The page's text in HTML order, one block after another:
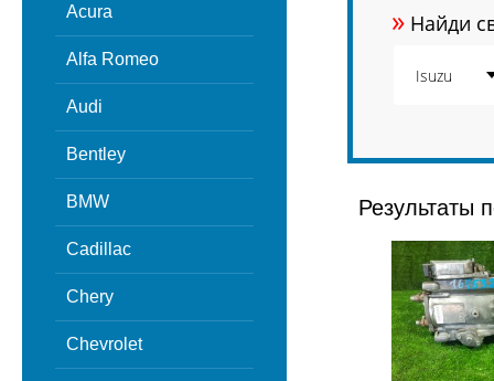
Acura
Alfa Romeo
Audi
Bentley
BMW
Cadillac
Chery
Chevrolet
» Найди
Результаты